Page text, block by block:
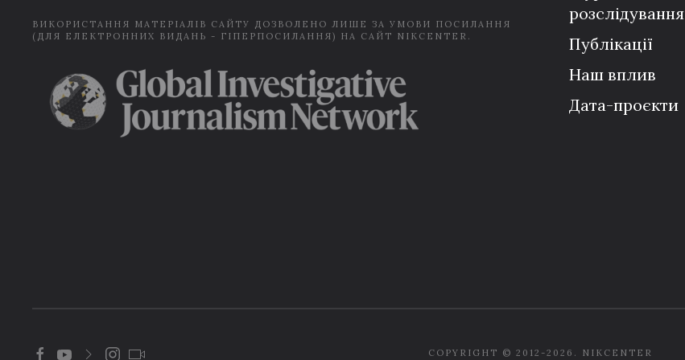
ВИКОРИСТАННЯ МАТЕРІАЛІВ САЙТУ ДОЗВОЛЕНО ЛИШЕ ЗА УМОВИ ПОСИЛАННЯ
(ДЛЯ ЕЛЕКТРОННИХ ВИДАНЬ - ГІПЕРПОСИЛАННЯ) НА САЙТ NIKCENTER.
розслідування
Публікації
Наш вплив
Дата-проєкти
COPYRIGHT © 2012-2026. NIKCENTER